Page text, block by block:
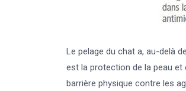
Le pelage du chat a, au-delà
est la protection de la peau et
barrière physique contre les